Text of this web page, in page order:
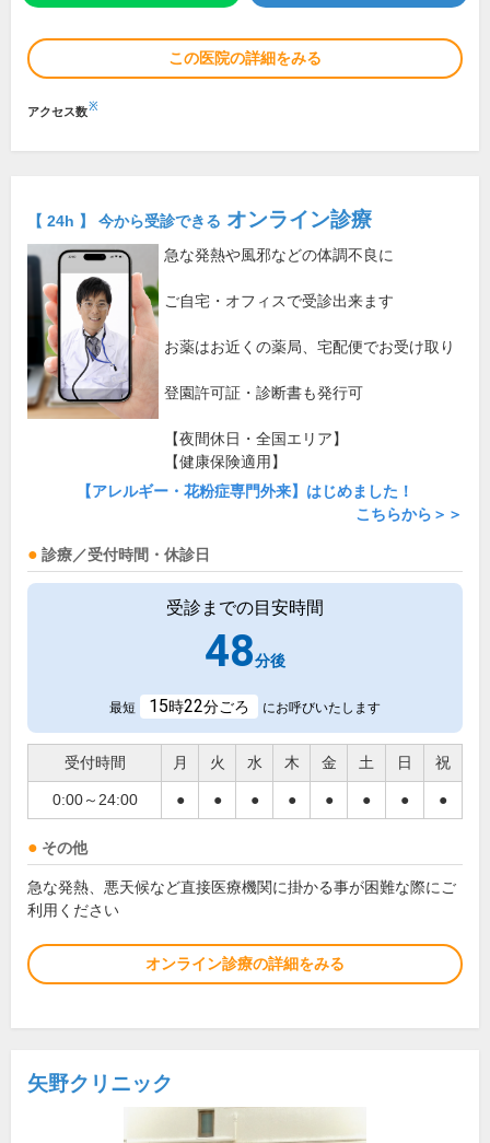
この医院の詳細をみる
アクセス数※
【 24h 】 今から受診できる オンライン診療
急な発熱や風邪などの体調不良に
ご自宅・オフィスで受診出来ます
お薬はお近くの薬局、宅配便でお受け取り
登園許可証・診断書も発行可
【夜間休日・全国エリア】
【健康保険適用】
【アレルギー・花粉症専門外来】はじめました！
こちらから＞＞
診療／受付時間・休診日
受診までの目安時間
48分後
最短 15時22分ごろ にお呼びいたします
受付時間 月 火 水 木 金 土 日 祝
0:00～24:00 ● ● ● ● ● ● ● ●
その他
急な発熱、悪天候など直接医療機関に掛かる事が困難な際にご
利用ください
オンライン診療の詳細をみる
矢野クリニック